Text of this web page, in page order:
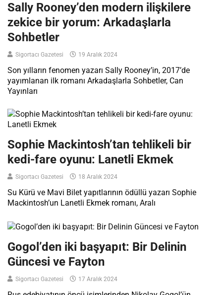
Sally Rooney’den modern ilişkilere
zekice bir yorum: Arkadaşlarla
Sohbetler
Sigortacı Gazetesi 19 Aralık 2024
Son yılların fenomen yazarı Sally Rooney’in, 2017’de
yayımlanan ilk romanı Arkadaşlarla Sohbetler, Can
Yayınları
Sophie Mackintosh’tan tehlikeli bir
kedi-fare oyunu: Lanetli Ekmek
Sigortacı Gazetesi 18 Aralık 2024
Su Kürü ve Mavi Bilet yapıtlarının ödüllü yazarı Sophie
Mackintosh’un Lanetli Ekmek romanı, Aralı
Gogol’den iki başyapıt: Bir Delinin
Güncesi ve Fayton
Sigortacı Gazetesi 17 Aralık 2024